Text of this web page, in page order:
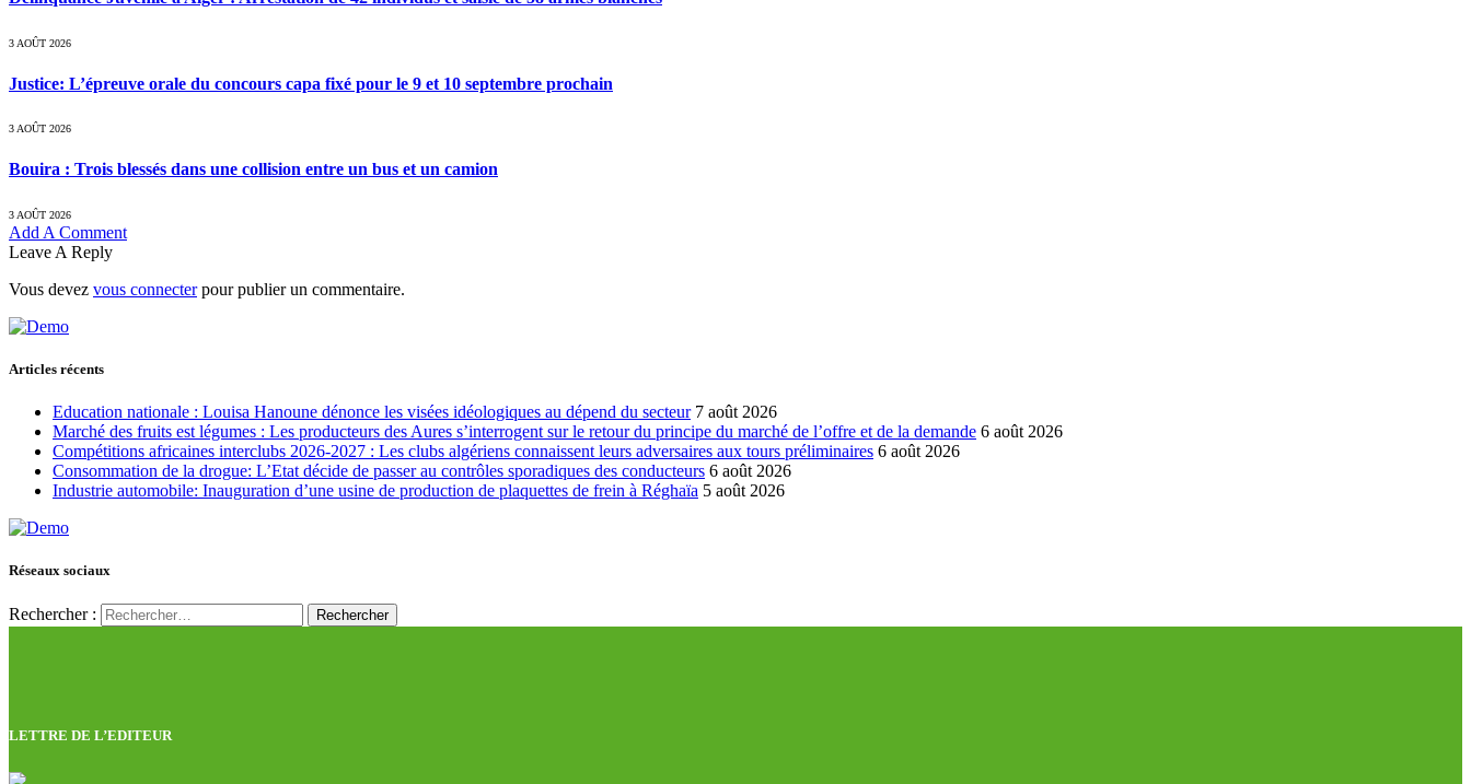
3 AOÛT 2026
Justice: L’épreuve orale du concours capa fixé pour le 9 et 10 septembre prochain
3 AOÛT 2026
Bouira : Trois blessés dans une collision entre un bus et un camion
3 AOÛT 2026
Add A Comment
Leave A Reply
Vous devez vous connecterpour publier un commentaire.
Articles récents
Education nationale : Louisa Hanoune dénonce les visées idéologiques au dépend du secteur 7 août 2026
Marché des fruits est légumes : Les producteurs des Aures s’interrogent sur le retour du principe du marché de l’offre et de la demande 6 août 2026
Compétitions africaines interclubs 2026-2027 : Les clubs algériens connaissent leurs adversaires aux tours préliminaires 6 août 2026
Consommation de la drogue: L’Etat décide de passer au contrôles sporadiques des conducteurs 6 août 2026
Industrie automobile: Inauguration d’une usine de production de plaquettes de frein à Réghaïa 5 août 2026
Réseaux sociaux
Rechercher :
LETTRE DE L’EDITEUR